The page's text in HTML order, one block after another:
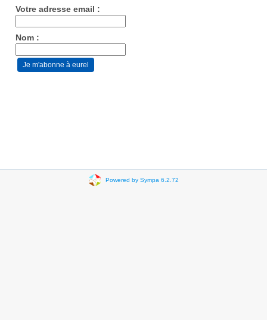
Votre adresse email :
Nom :
Powered by Sympa 6.2.72